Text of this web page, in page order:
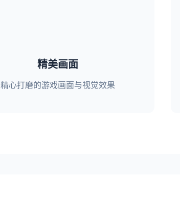
精美画面
精心打磨的游戏画面与视觉效果